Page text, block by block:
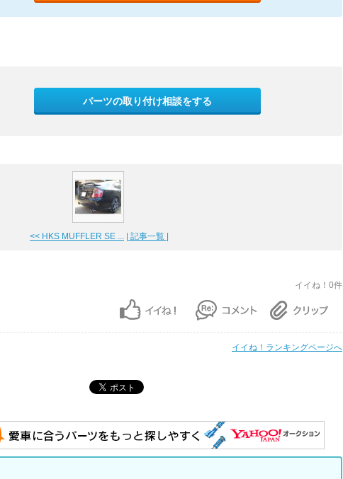
パーツの取り付け相談をする
<< HKS MUFFLER SE ... | 記事一覧 |
イイね！0件
イイね！ランキングページへ